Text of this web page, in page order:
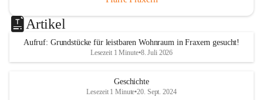
Artikel
Aufruf: Grundstücke für leistbaren Wohnraum in Fraxern gesucht!
Lesezeit 1 Minute•8. Juli 2026
Geschichte
Lesezeit 1 Minute•20. Sept. 2024